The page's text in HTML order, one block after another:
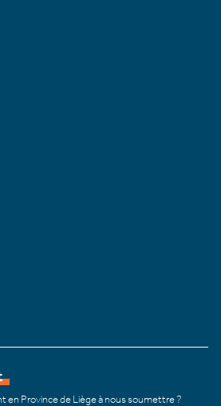
en Province de Liège à nous soumettre ?